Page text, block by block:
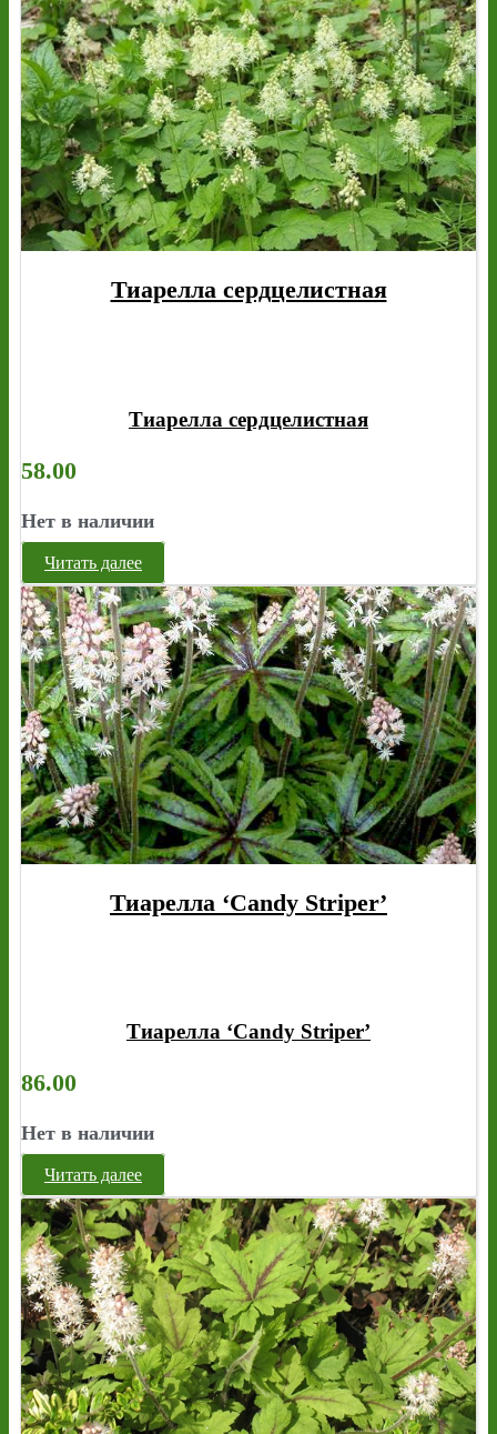
Тиарелла сердцелистная
Тиарелла сердцелистная
58.00
Нет в наличии
Читать далее
Тиарелла ‘Candy Striper’
Тиарелла ‘Candy Striper’
86.00
Нет в наличии
Читать далее